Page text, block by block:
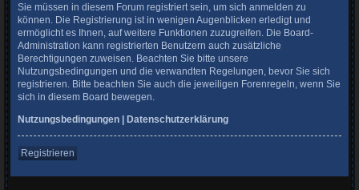
Sie müssen in diesem Forum registriert sein, um sich anmelden zu
können. Die Registrierung ist in wenigen Augenblicken erledigt und
ermöglicht es Ihnen, auf weitere Funktionen zuzugreifen. Die Board-
Administration kann registrierten Benutzern auch zusätzliche
Berechtigungen zuweisen. Beachten Sie bitte unsere
Nutzungsbedingungen und die verwandten Regelungen, bevor Sie sich
registrieren. Bitte beachten Sie auch die jeweiligen Forenregeln, wenn Sie
sich in diesem Board bewegen.
Nutzungsbedingungen | Datenschutzerklärung
Registrieren